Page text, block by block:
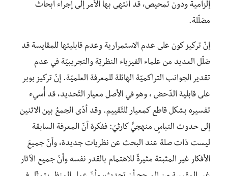
إلزامية ودون تمحيص، قد انتهى بها الأمر إلى إجراء أبحاث
مضلّلة.
إنّ تركيز كون على عدم الاستمرارية وعدم قابليتها للمقايسة قد
ضلّل العديد من علماء الفيزياء النظريّة والتجريبيّة في عدم
تقدير الجوانب التراكميّة الهائلة للمعرفة العلميّة. إنّ تركيز بوبر
على قابلية الدّحض ، وهو في الأصل معيار التّحديد، قد أُسيء
تفسيره بشكل قاطع كمعيار للتّقييم. وقد أدّى الجمعُ بين الاثنين
إلى حدوث التباسٍ منهجيٍّ كارثيّ: ففكرة أنّ المعرفة السابقة
ليست ذات صلة عند البحث عن نظريات جديدة، وأنّ جميعَ
الأفكار غير المثبتة مثيرةٌ للاهتمام بالقدر نفسه وأنّ جميع الآثار